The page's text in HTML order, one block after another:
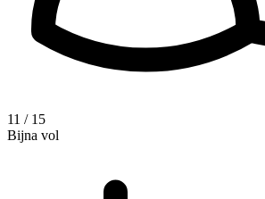
11 / 15
Bijna vol